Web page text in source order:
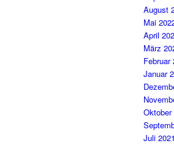
August
Mai
April
März
Februar
Januar
Oktober
Juli 2021